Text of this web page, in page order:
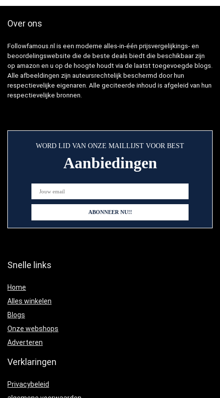
Over ons
Followfamous.nl is een moderne alles-in-één prijsvergelijkings- en
beoordelingswebsite die de beste deals biedt die beschikbaar zijn
op amazon en u op de hoogte houdt via de laatst toegevoegde blogs.
Alle afbeeldingen zijn auteursrechtelijk beschermd door hun
respectievelijke eigenaren. Alle geciteerde inhoud is afgeleid van hun
respectievelijke bronnen.
WORD LID VAN ONZE MAILLIJST VOOR BEST
Aanbiedingen
Snelle links
Home
Alles winkelen
Blogs
Onze webshops
Adverteren
Verklaringen
Privacybeleid